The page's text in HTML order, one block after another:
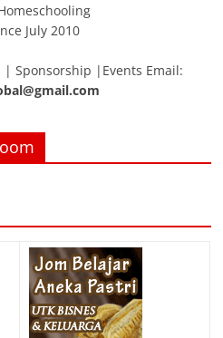
July 2010
Sponsorship |Events Email: